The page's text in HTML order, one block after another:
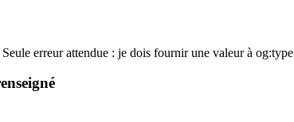
erreur attendue : je dois fournir une valeur à og:type